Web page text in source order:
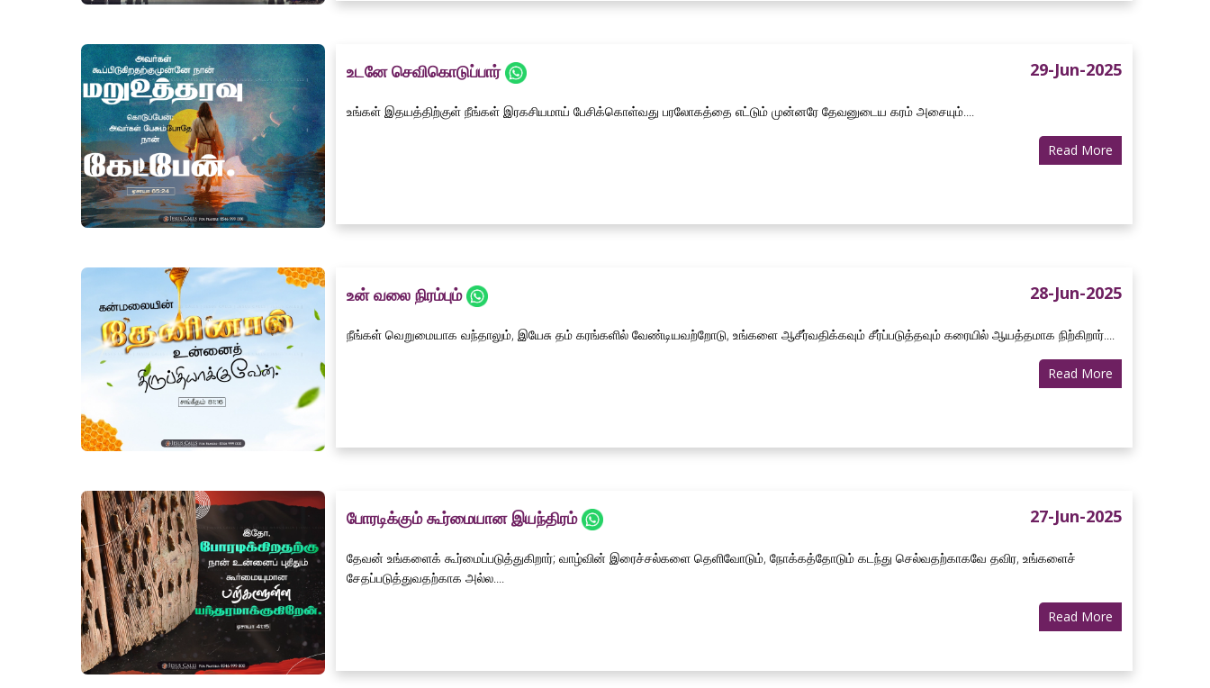
உடனே செவிகொடுப்பார் 29-Jun-2025
உங்கள் இதயத்திற்குள் நீங்கள் இரகசியமாய் பேசிக்கொள்வது பரலோகத்தை எட்டும் முன்னரே தேவனுடைய கரம் அசையும்....
Read More
உன் வலை நிரம்பும் 28-Jun-2025
நீங்கள் வெறுமையாக வந்தாலும், இயேசு தம் கரங்களில் வேண்டியவற்றோடு, உங்களை ஆசீர்வதிக்கவும் சீர்ப்படுத்தவும் கரையில் ஆயத்தமாக நிற்கிறார்....
Read More
போரடிக்கும் கூர்மையான இயந்திரம் 27-Jun-2025
தேவன் உங்களைக் கூர்மைப்படுத்துகிறார்; வாழ்வின் இரைச்சல்களை தெளிவோடும், நோக்கத்தோடும் கடந்து செல்வதற்காகவே தவிர, உங்களைச்
சேதப்படுத்துவதற்காக அல்ல....
Read More